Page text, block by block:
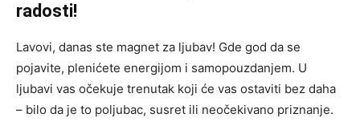
radosti!
Lavovi, danas ste magnet za ljubav! Gde god da se
pojavite, plenićete energijom i samopouzdanjem. U
ljubavi vas očekuje trenutak koji će vas ostaviti bez daha
– bilo da je to poljubac, susret ili neočekivano priznanje.